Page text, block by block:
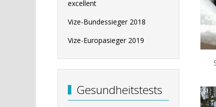
excellent
Vize-Bundessieger 2018
Vize-Europasieger 2019
Gesundheitstests